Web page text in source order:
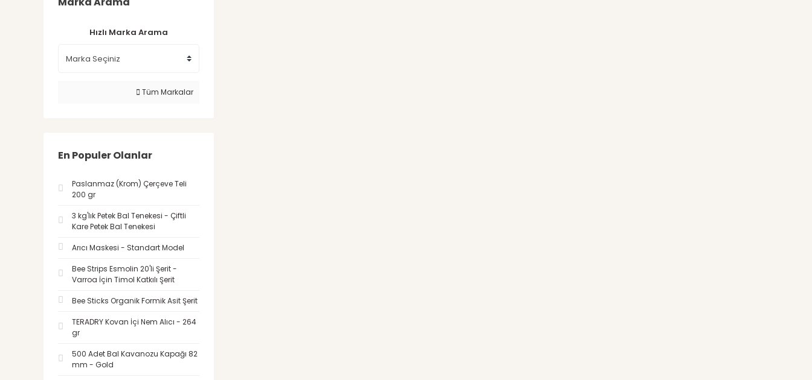
Hızlı Marka Arama
Tüm Markalar
En Populer Olanlar
Paslanmaz (Krom) Çerçeve Teli
200 gr
3 kg'lık Petek Bal Tenekesi - Çiftli
Kare Petek Bal Tenekesi
Arıcı Maskesi - Standart Model
Bee Strips Esmolin 20'li Şerit -
Varroa İçin Timol Katkılı Şerit
Bee Sticks Organik Formik Asit Şerit
TERADRY Kovan İçi Nem Alıcı - 264
gr
500 Adet Bal Kavanozu Kapağı 82
mm - Gold